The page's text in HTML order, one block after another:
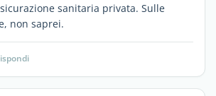
sanitaria privata. Sulle
non saprei.